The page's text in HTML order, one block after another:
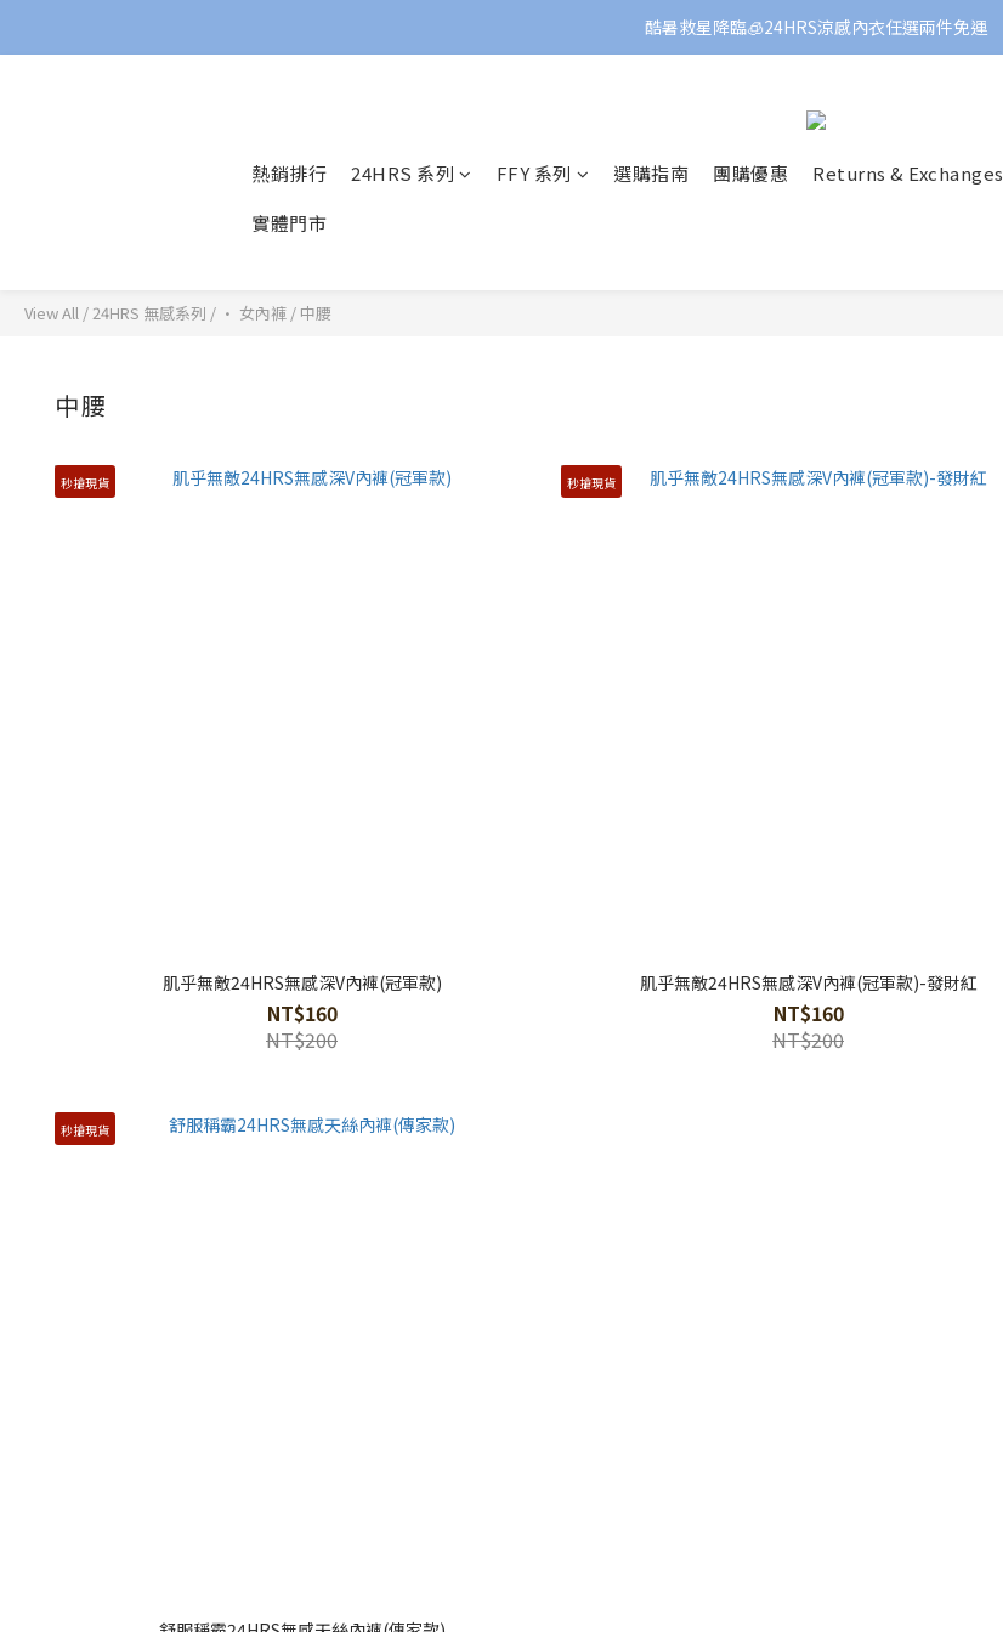
酷暑救星降臨🧊24HRS涼感內衣任選兩件免運
熱銷排行 24HRS 系列 FFY 系列 選購指南 團購優惠 Returns & Exchanges
實體門市
View All /24HRS 無感系列 / · 女內褲 / 中腰
中腰
秒搶現貨
肌乎無敵24HRS無感深V內褲(冠軍款)
NT$160
NT$200
秒搶現貨
肌乎無敵24HRS無感深V內褲(冠軍款)-發財紅
NT$160
NT$200
秒搶現貨